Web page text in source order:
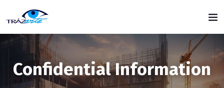
Confidential Information